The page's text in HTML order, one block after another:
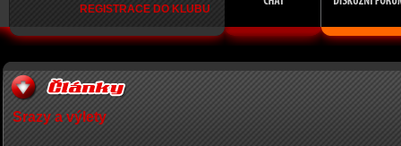
REGISTRACE DO KLUBU
Srazy a výlety